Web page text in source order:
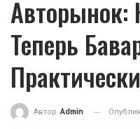
Авторынок:
Теперь
Автор Admin